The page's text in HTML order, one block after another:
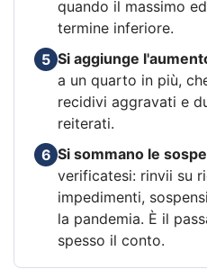
quando il massimo
termine inferiore.
5 Si aggiunge
a un quarto in più,
recidivi aggravati e
reiterati.
6 Si sommano le
verificatesi: rinvii su
impedimenti,
la pandemia. È il
spesso il conto.